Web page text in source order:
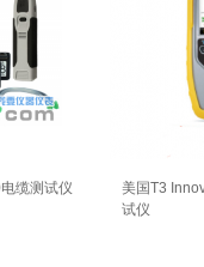
缆测试仪
美国T3
试仪